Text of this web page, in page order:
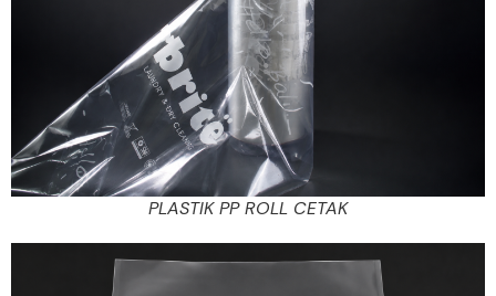
PLASTIK PP ROLL CETAK